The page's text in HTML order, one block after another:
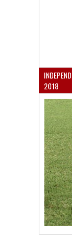
2018